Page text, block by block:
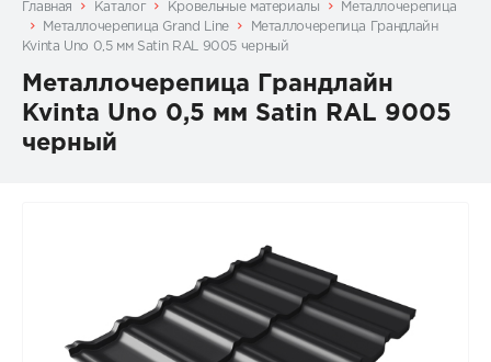
Главная Каталог Кровельные материалы
Металлочерепица
Металлочерепица Grand Line
Металлочерепица Грандлайн
Kvinta Uno 0,5 мм Satin RAL 9005 черный
Металлочерепица Грандлайн
Kvinta Uno 0,5 мм Satin RAL 9005
черный